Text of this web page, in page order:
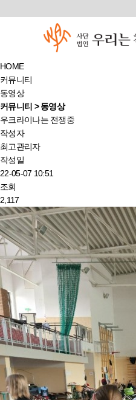
HOME
커뮤니티
동영상
커뮤니티 > 동영상
우크라이나는 전쟁중
작성자
최고관리자
작성일
22-05-07 10:51
조회
2,117